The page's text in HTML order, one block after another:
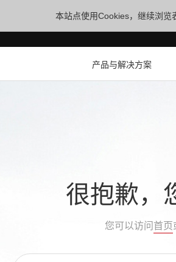
本站点使用Cookies，继续浏览
产品与解决方案
很抱歉，
您可以访问 首页